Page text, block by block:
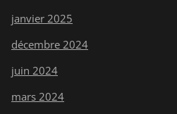
janvier 2025
décembre 2024
juin 2024
mars 2024